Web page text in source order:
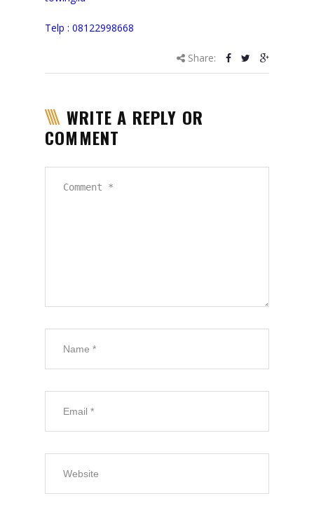
Telp : 08122998668
Share:
WRITE A REPLY OR
COMMENT